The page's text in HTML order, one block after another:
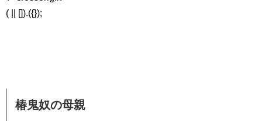
( || []).({});
椿鬼奴の母親